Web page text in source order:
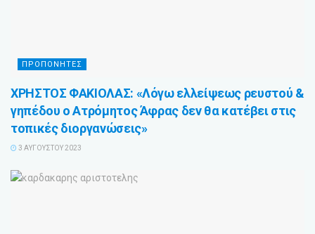
ΠΡΟΠΟΝΗΤΕΣ
ΧΡΗΣΤΟΣ ΦΑΚΙΟΛΑΣ: «Λόγω ελλείψεως ρευστού &
γηπέδου ο Ατρόμητος Άφρας δεν θα κατέβει στις
τοπικές διοργανώσεις»
3 ΑΥΓΟΎΣΤΟΥ 2023